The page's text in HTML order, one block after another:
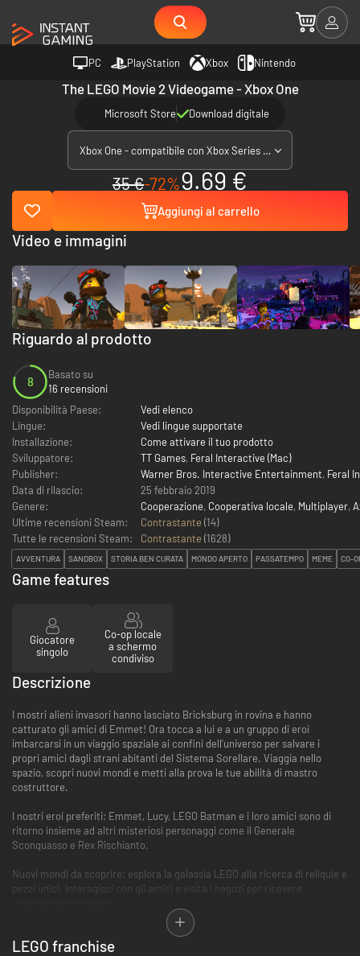
PC PlayStation Xbox Nintendo
The LEGO Movie 2 Videogame - Xbox One
Microsoft Store Download digitale
Xbox One - compatibile con Xbox Series X|S
35 €-72%9.69 €
Aggiungi al carrello
Riguardo al prodotto
8
Basato su
16 recensioni
Disponibilità Paese:
Vedi elenco
Lingue:
Vedi lingue supportate
Installazione:
Come attivare il tuo prodotto
Sviluppatore:
TT Games, Feral Interactive (Mac)
Publisher:
Warner Bros. Interactive Entertainment, Feral
Data di rilascio:
25 febbraio 2019
Genere:
Cooperazione, Cooperativa locale, Multiplayer,
Ultime recensioni Steam:
Contrastante (14)
Tutte le recensioni Steam:
Contrastante (1628)
AVVENTURA SANDBOX STORIA BEN CURATA MONDO APERTO PASSATEMPO MEME CO-
Video e immagini
Game features
Giocatore
singolo
Co-op locale
a schermo
condiviso
Descrizione
I mostri alieni invasori hanno lasciato Bricksburg in rovina e hanno
catturato gli amici di Emmet! Ora tocca a lui e a un gruppo di eroi
imbarcarsi in un viaggio spaziale ai confini dell'universo per salvare i
propri amici dagli strani abitanti del Sistema Sorellare. Viaggia nello
spazio, scopri nuovi mondi e metti alla prova le tue abilità di mastro
costruttore.
I nostri eroi preferiti: Emmet, Lucy, LEGO Batman e i loro amici sono di
ritorno insieme ad altri misteriosi personaggi come il Generale
Sconquasso e Rex Rischianto.
Nuovi mondi da scoprire: esplora la galassia LEGO alla ricerca di reliquie e
pezzi unici. Interagisci con gli amici e visita i negozi per ricevere
Un mondo tutto tuo da ricostruire: costruisci oggetti speciali LEGO per
scoprire nuove aree e attrezzature. Libera il mastro costruttore che è in
LEGO franchise